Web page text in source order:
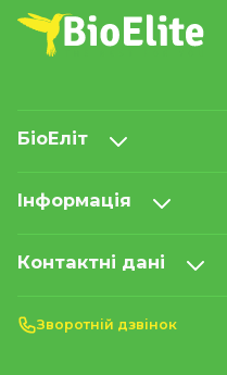
БіоЕліт
Інформація
Контактні дані
Зворотній дзвінок